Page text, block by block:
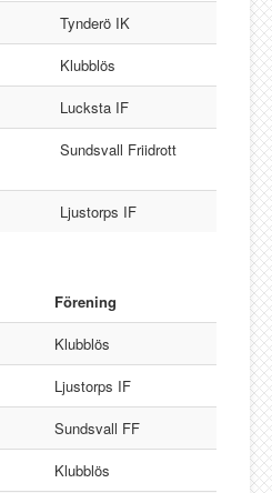
Tynderö IK
Klubblös
Lucksta IF
Sundsvall Friidrott
Ljustorps IF
Förening
Klubblös
Ljustorps IF
Sundsvall FF
Klubblös